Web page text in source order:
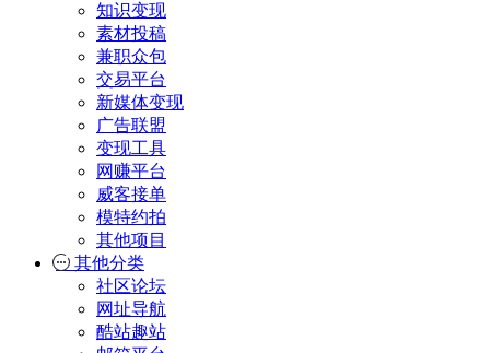
知识变现
素材投稿
兼职众包
交易平台
新媒体变现
广告联盟
变现工具
网赚平台
威客接单
模特约拍
其他项目
其他分类
社区论坛
网址导航
酷站趣站